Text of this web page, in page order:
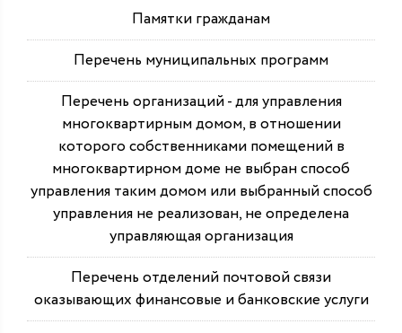
Памятки гражданам
Перечень муниципальных программ
Перечень организаций - для управления
многоквартирным домом, в отношении
которого собственниками помещений в
многоквартирном доме не выбран способ
управления таким домом или выбранный способ
управления не реализован, не определена
управляющая организация
Перечень отделений почтовой связи
оказывающих финансовые и банковские услуги